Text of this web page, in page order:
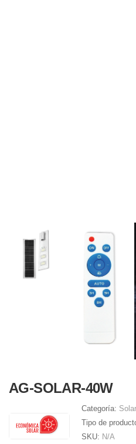
AG-SOLAR-40W
Categoría:
Tipo de
SKU: N/A